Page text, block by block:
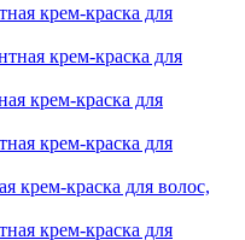
крем-краска для
крем-краска для
крем-краска для волос,